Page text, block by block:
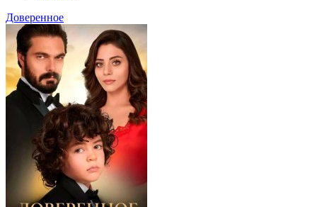
Доверенное